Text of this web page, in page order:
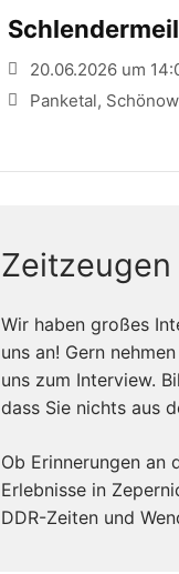
20.06.2026 um
Panketal,
Wir haben großes
uns an! Gern
uns zum Interview.
dass Sie nichts aus
Ob Erinnerungen an
Erlebnisse in
DDR-Zeiten und